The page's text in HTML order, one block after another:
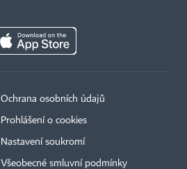
Ochrana osobních údajů
Prohlášení o cookies
Nastavení soukromí
Všeobecné smluvní podmínky